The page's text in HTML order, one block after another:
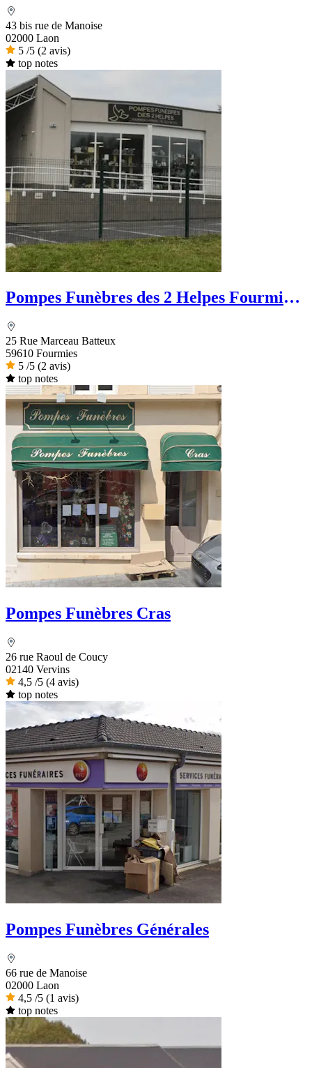
43 bis rue de Manoise
02000 Laon
5 /5 (2 avis)
top notes
Pompes Funèbres des 2 Helpes Fourmies
25 Rue Marceau Batteux
59610 Fourmies
5 /5 (2 avis)
top notes
Pompes Funèbres Cras
26 rue Raoul de Coucy
02140 Vervins
4,5 /5 (4 avis)
top notes
Pompes Funèbres Générales
66 rue de Manoise
02000 Laon
4,5 /5 (1 avis)
top notes